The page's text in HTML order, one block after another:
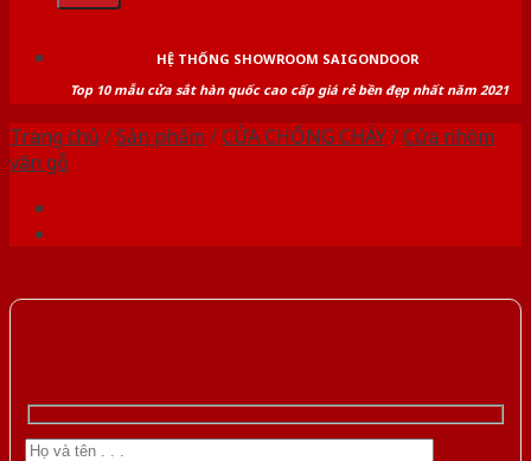
HỆ THỐNG SHOWROOM SAIGONDOOR
Top 10 mẫu cửa sắt hàn quốc cao cấp giá rẻ bền đẹp nhất năm 2021
Trang chủ /Sản phẩm /CỬA CHỐNG CHÁY/Cửa nhôm
vân gỗ